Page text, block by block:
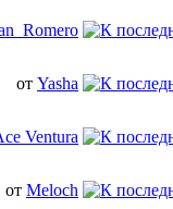
от Yasha
Ventura
от Meloch